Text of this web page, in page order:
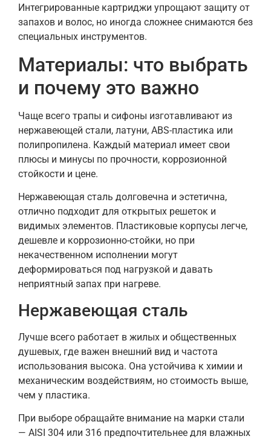
Интегрированные картриджи упрощают защиту от
запахов и волос, но иногда сложнее снимаются без
специальных инструментов.
Материалы: что выбрать
и почему это важно
Чаще всего трапы и сифоны изготавливают из
нержавеющей стали, латуни, ABS-пластика или
полипропилена. Каждый материал имеет свои
плюсы и минусы по прочности, коррозионной
стойкости и цене.
Нержавеющая сталь долговечна и эстетична,
отлично подходит для открытых решеток и
видимых элементов. Пластиковые корпусы легче,
дешевле и коррозионно-стойки, но при
некачественном исполнении могут
деформироваться под нагрузкой и давать
неприятный запах при нагреве.
Нержавеющая сталь
Лучше всего работает в жилых и общественных
душевых, где важен внешний вид и частота
использования высока. Она устойчива к химии и
механическим воздействиям, но стоимость выше,
чем у пластика.
При выборе обращайте внимание на марки стали
— AISI 304 или 316 предпочтительнее для влажных